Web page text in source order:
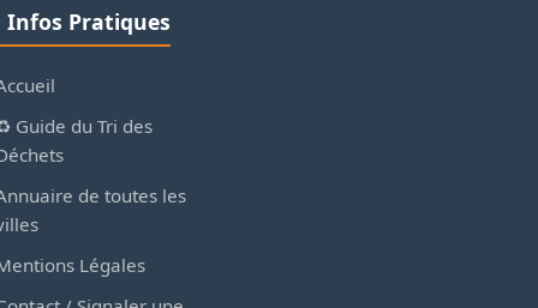
Infos Pratiques
Guide du Tri des
de toutes les
Légales